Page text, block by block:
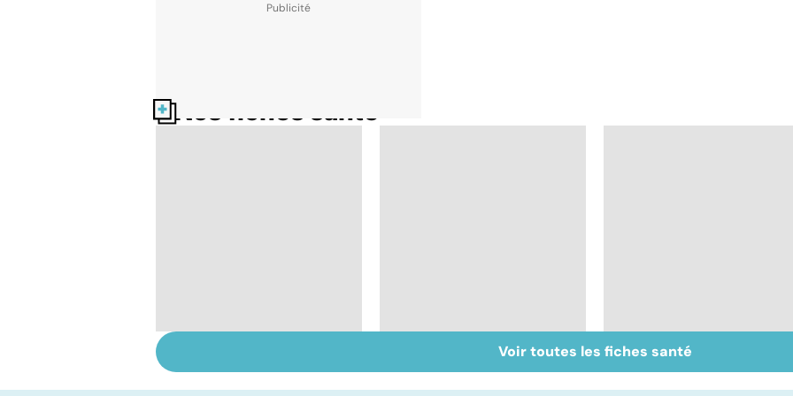
Nos fiches santé
boutons, mais aussi
Tout savoir sur les
infections
Inflammation des
amygdales : que faire
Voir toutes les fiches santé